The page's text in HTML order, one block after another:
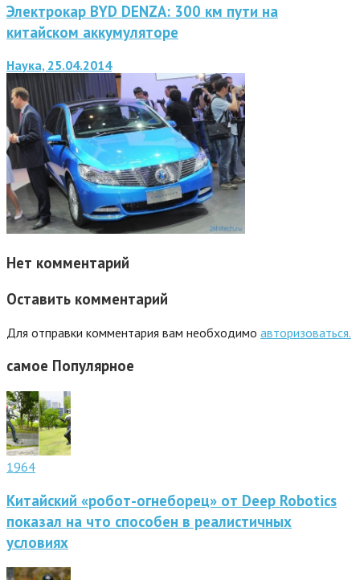
Электрокар BYD DENZA: 300 км пути на
китайском аккумуляторе
Наука, 25.04.2014
Нет комментарий
Оставить комментарий
Для отправки комментария вам необходимо авторизоваться.
самое Популярное
1964
Китайский «робот-огнеборец» от Deep Robotics
показал на что способен в реалистичных
условиях